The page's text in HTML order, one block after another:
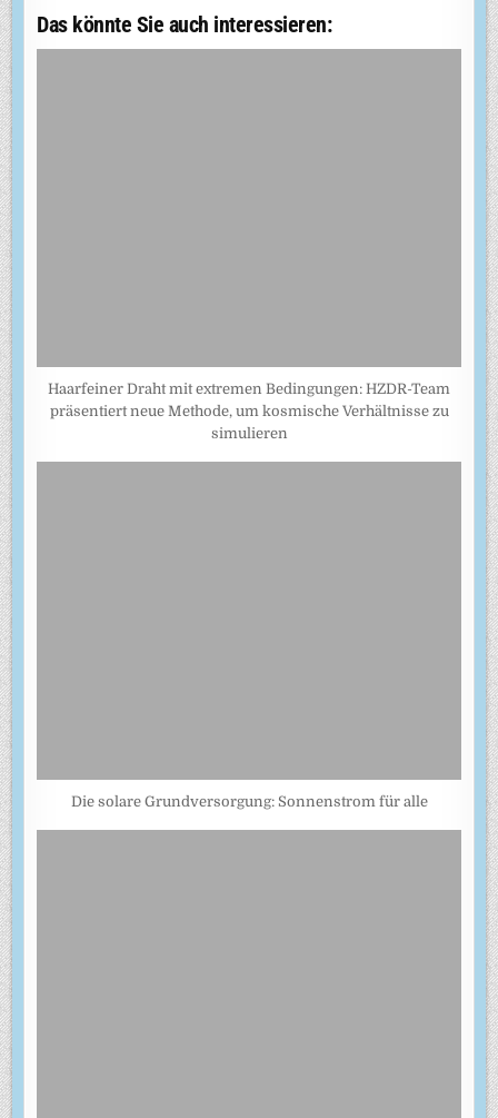
Das könnte Sie auch interessieren:
Haarfeiner Draht mit extremen Bedingungen: HZDR-Team
präsentiert neue Methode, um kosmische Verhältnisse zu
simulieren
Die solare Grundversorgung: Sonnenstrom für alle